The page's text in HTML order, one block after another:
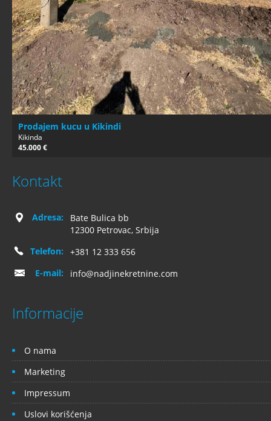
Prodajem kucu u Kikindi
Kikinda
45.000 €
Kontakt
Adresa:
Bate Bulica bb
12300 Petrovac, Srbija
Telefon:
+381 12 333 656
E-mail:
info@nadjinekretnine.com
Informacije
O nama
Marketing
Impressum
Uslovi korišćenja